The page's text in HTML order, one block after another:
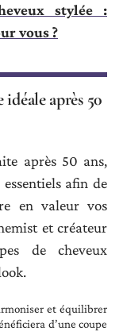
stylée :
vous ?
après 50
après 50 ans,
afin de
en valeur vos
et créateur
de cheveux
et équilibrer
d’une coupe